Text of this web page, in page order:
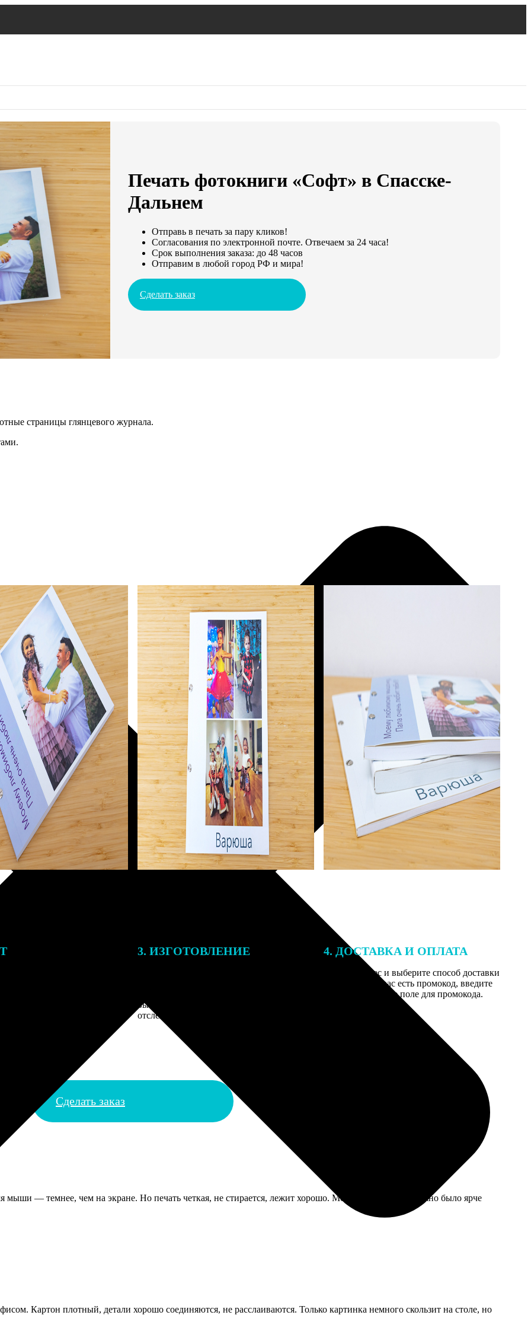
Печать фотокниги «Софт» в Спасске-
Дальнем
Отправь в печать за пару кликов!
Согласования по электронной почте. Отвечаем за 24 часа!
Срок выполнения заказа: до 48 часов
Отправим в любой город РФ и мира!
Сделать заказ
страницы глянцевого журнала.
3. ИЗГОТОВЛЕНИЕ
вы получите письмо с трек-номером для
отслеживания.
4. ДОСТАВКА И ОПЛАТА
Введите адрес и выберите способ доставки
заказа. Если у вас есть промокод, введите
его в специальное поле для промокода.
Сделать заказ
мыши — темнее, чем на экране. Но печать четкая, не стирается, лежит хорошо. Может, мне просто нужно было ярче
Картон плотный, детали хорошо соединяются, не расслаиваются. Только картинка немного скользит на столе, но